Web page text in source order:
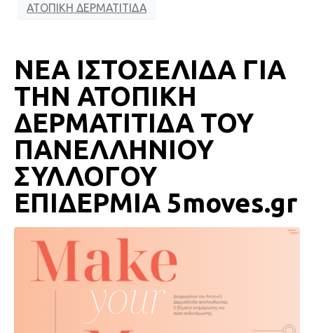
ΑΤΟΠΙΚΗ ΔΕΡΜΑΤΙΤΙΔΑ
ΝΕΑ ΙΣΤΟΣΕΛΙΔΑ ΓΙΑ
ΤΗΝ ΑΤΟΠΙΚΗ
ΔΕΡΜΑΤΙΤΙΔΑ ΤΟΥ
ΠΑΝΕΛΛΗΝΙΟΥ
ΣΥΛΛΟΓΟΥ
ΕΠΙΔΕΡΜΙΑ 5moves.gr